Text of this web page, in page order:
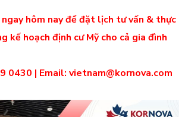
ngay hôm nay để đặt lịch tư vấn & thực
kế hoạch định cư Mỹ cho cả gia đình
0430 | Email: vietnam@kornova.com